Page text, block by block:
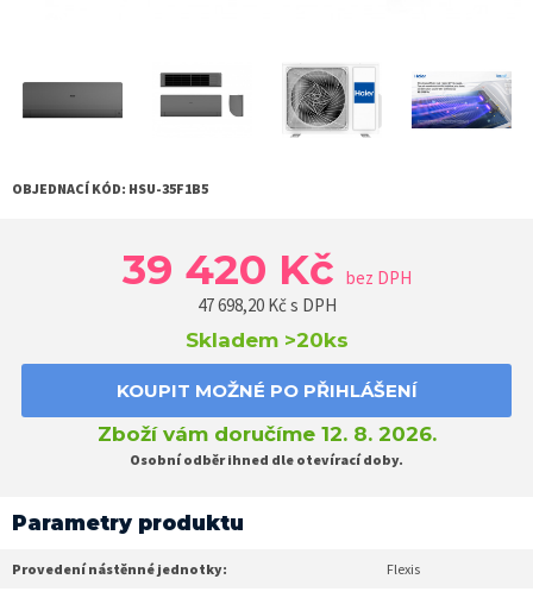
OBJEDNACÍ KÓD: HSU-35F1B5
39 420 Kč bez DPH
47 698,20Kč s DPH
Skladem >20ks
KOUPIT MOŽNÉ PO PŘIHLÁŠENÍ
Zboží vám doručíme 12. 8. 2026.
Osobní odběr ihned dle otevírací doby.
Parametry produktu
Provedení nástěnné jednotky: Flexis